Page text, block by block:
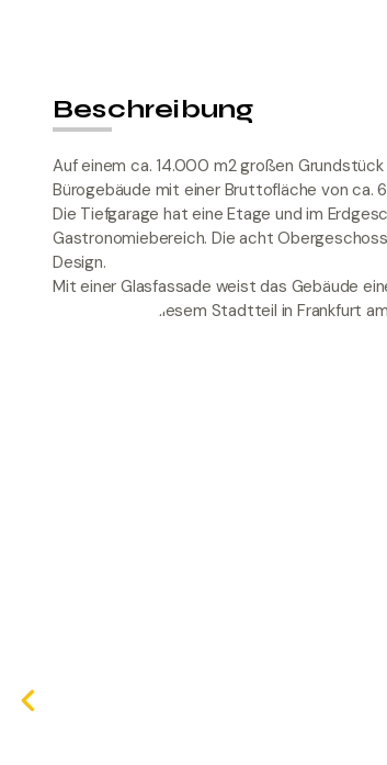
Beschreibung
Auf einem ca. 14.000 m2 großen
Bürogebäude mit einer Bruttofläche von ca.
Die Tiefgarage hat eine Etage und im
Gastronomiebereich. Die acht
Design.
Mit einer Glasfassade weist das Gebäude
Büroviertel in diesem Stadtteil in Frankfurt